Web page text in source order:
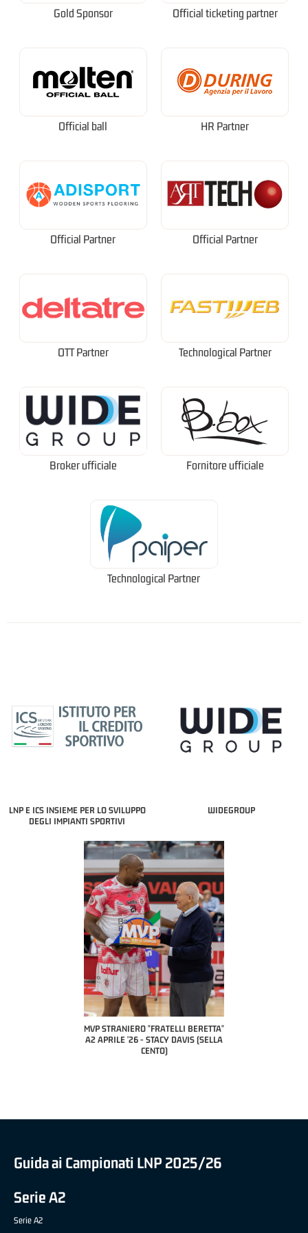
Gold Sponsor Official ticketing partner
Official ball HR Partner
Official Partner Official Partner
OTT Partner Technological Partner
Broker ufficiale Fornitore ufficiale
Technological Partner
LNP E ICS INSIEME PER LO SVILUPPO
DEGLI IMPIANTI SPORTIVI
WIDEGROUP
"FRATELLI BERETTA"
'26 - STACY DAVIS (SELLA
MVP "FRATELLI BERETTA" SAMUEL
DILAS B NAZIONALE APRILE '26 -
MARCO RESTELLI (TAV TREVIGLIO
Guida ai Campionati LNP 2025/26
Serie A2
Serie A2